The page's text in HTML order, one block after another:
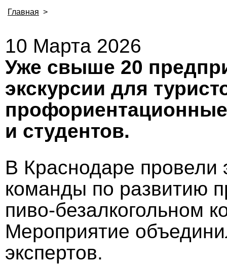
Главная >
10 Марта 2026
Уже свыше 20
экскурсии для
и студентов.
В Краснодаре провели
команды по развитию
пиво‑безалкогольном
Мероприятие
экспертов.